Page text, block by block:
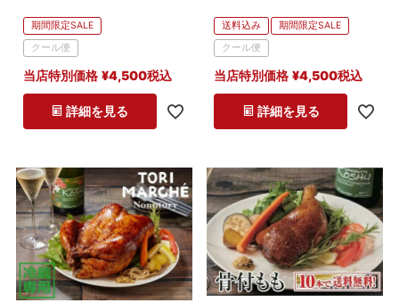
商品番号/JANコード
予約商品
予約商品のみを表示
検索
期間限定SALE
クール便
当店特別価格 ¥4,500税込
詳細を見る
送料込み
期間限定SALE
クール便
当店特別価格 ¥4,500税込
詳細を見る